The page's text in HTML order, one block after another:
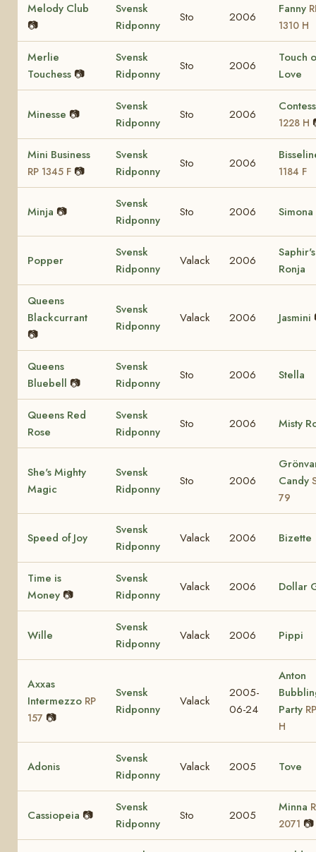
Melody Club
📷
Svensk
Ridponny
Sto 2006
Fanny
1310 H
Merlie
Touchess 📷
Svensk
Ridponny
Sto 2006
Touch
Love
Minesse 📷
Svensk
Ridponny
Sto 2006
1228 H
Mini Business
RP 1345 F 📷
Svensk
Ridponny
Sto 2006
1184 F
Minja 📷
Svensk
Ridponny
Sto 2006 Simona
Popper
Svensk
Ridponny
Valack 2006
Saphir's
Ronja
Queens
Blackcurrant
📷
Svensk
Ridponny
Valack 2006 Jasmini
Queens
Bluebell 📷
Svensk
Ridponny
Sto 2006 Stella
Queens Red
Rose
Svensk
Ridponny
Sto 2006 Misty
She's Mighty
Magic
Svensk
Ridponny
Sto 2006
Candy
79
Speed of Joy
Svensk
Ridponny
Valack 2006 Bizette
Time is
Money 📷
Svensk
Ridponny
Valack 2006 Dollar
Wille
Svensk
Ridponny
Valack 2006 Pippi
Axxas
Intermezzo RP
157 📷
Svensk
Ridponny
Valack
2005-
06-24
Anton
Party
H
Adonis
Svensk
Ridponny
Valack 2005 Tove
Cassiopeia 📷
Svensk
Ridponny
Sto 2005
Minna
2071 📷